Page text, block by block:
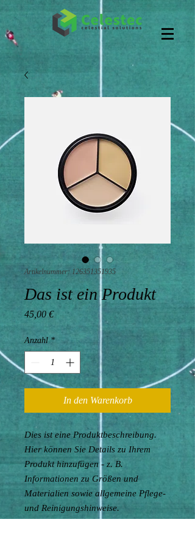
Artikelnummer: 126351351935
Das ist ein Produkt
45,00 €Preis
Anzahl *
In den Warenkorb
Dies ist eine Produktbeschreibung.
Hier können Sie Details zu Ihrem
Produkt hinzufügen - z. B.
Informationen zu Größen und
Materialien sowie allgemeine Pflege-
und Reinigungshinweise.